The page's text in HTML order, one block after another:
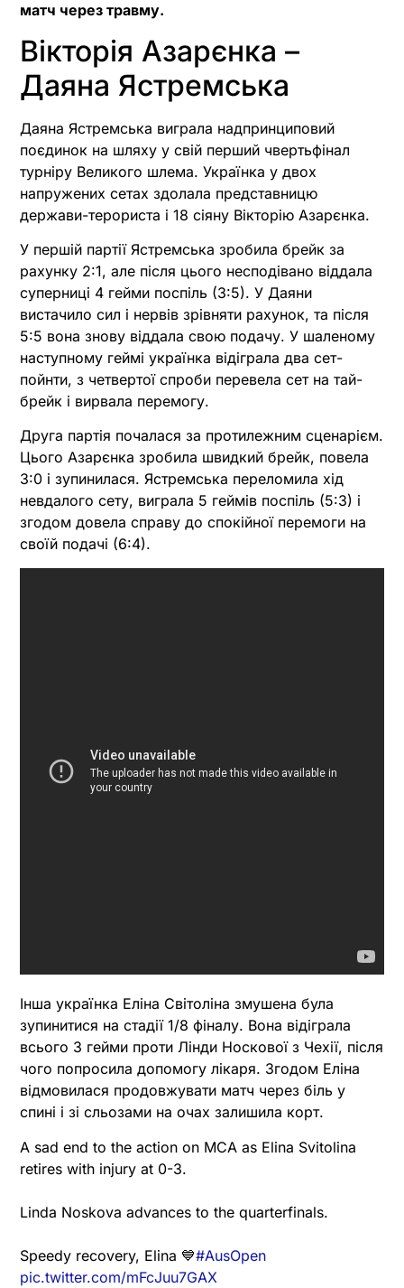
матч через травму.
Вікторія Азарєнка –
Даяна Ястремська
Даяна Ястремська виграла надпринциповий
поєдинок на шляху у свій перший чвертьфінал
турніру Великого шлема. Українка у двох
напружених сетах здолала представницю
держави-терориста і 18 сіяну Вікторію Азарєнка.
У першій партії Ястремська зробила брейк за
рахунку 2:1, але після цього несподівано віддала
суперниці 4 гейми поспіль (3:5). У Даяни
вистачило сил і нервів зрівняти рахунок, та після
5:5 вона знову віддала свою подачу. У шаленому
наступному геймі українка відіграла два сет-
пойнти, з четвертої спроби перевела сет на тай-
брейк і вирвала перемогу.
Друга партія почалася за протилежним сценарієм.
Цього Азарєнка зробила швидкий брейк, повела
3:0 і зупинилася. Ястремська переломила хід
невдалого сету, виграла 5 геймів поспіль (5:3) і
згодом довела справу до спокійної перемоги на
своїй подачі (6:4).
Інша українка Еліна Світоліна змушена була
зупинитися на стадії 1/8 фіналу. Вона відіграла
всього 3 гейми проти Лінди Носкової з Чехії, після
чого попросила допомогу лікаря. Згодом Еліна
відмовилася продовжувати матч через біль у
спині і зі сльозами на очах залишила корт.
A sad end to the action on MCA as Elina Svitolina
retires with injury at 0-3.
Linda Noskova advances to the quarterfinals.
Speedy recovery, Elina 💙#AusOpen
pic.twitter.com/mFcJuu7GAX